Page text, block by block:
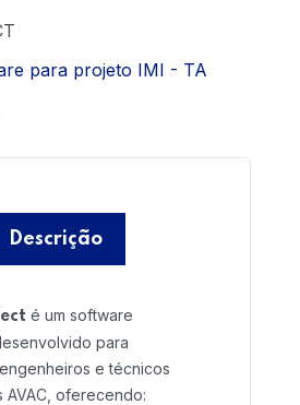
para projeto IMI - TA
Descrição
é um software
para
e técnicos
AVAC, oferecendo: